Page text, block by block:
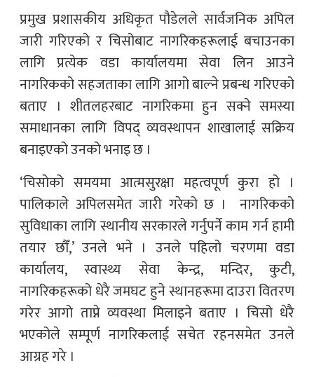
प्रमुख प्रशासकीय अधिकृत पौडेलले सार्वजनिक अपिल
जारी गरिएको र चिसोबाट नागरिकहरूलाई बचाउनका
लागि प्रत्येक वडा कार्यालयमा सेवा लिन आउने
नागरिकको सहजताका लागि आगो बाल्ने प्रबन्ध गरिएको
बताए । शीतलहरबाट नागरिकमा हुन सक्ने समस्या
समाधानका लागि विपद् व्यवस्थापन शाखालाई सक्रिय
बनाइएको उनको भनाइ छ ।
‘चिसोको समयमा आत्मसुरक्षा महत्वपूर्ण कुरा हो ।
पालिकाले अपिलसमेत जारी गरेको छ । नागरिकको
सुविधाका लागि स्थानीय सरकारले गर्नुपर्ने काम गर्न हामी
तयार छौँ,’ उनले भने । उनले पहिलो चरणमा वडा
कार्यालय, स्वास्थ्य सेवा केन्द्र, मन्दिर, कुटी,
नागरिकहरूको धेरै जमघट हुने स्थानहरूमा दाउरा वितरण
गरेर आगो ताप्ने व्यवस्था मिलाइने बताए । चिसो धेरै
भएकोले सम्पूर्ण नागरिकलाई सचेत रहनसमेत उनले
आग्रह गरे ।